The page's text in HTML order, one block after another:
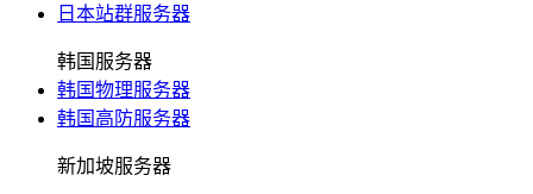
日本站群服务器
韩国服务器
韩国物理服务器
韩国高防服务器
新加坡服务器